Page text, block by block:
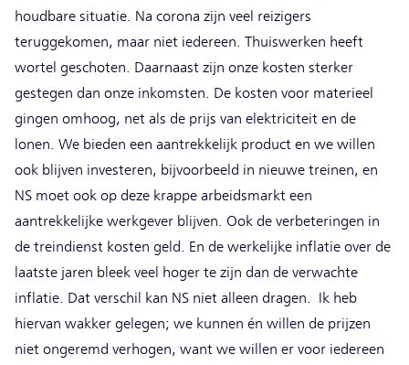
houdbare situatie. Na corona zijn veel reizigers
teruggekomen, maar niet iedereen. Thuiswerken heeft
wortel geschoten. Daarnaast zijn onze kosten sterker
gestegen dan onze inkomsten. De kosten voor materieel
gingen omhoog, net als de prijs van elektriciteit en de
lonen. We bieden een aantrekkelijk product en we willen
ook blijven investeren, bijvoorbeeld in nieuwe treinen, en
NS moet ook op deze krappe arbeidsmarkt een
aantrekkelijke werkgever blijven. Ook de verbeteringen in
de treindienst kosten geld. En de werkelijke inflatie over de
laatste jaren bleek veel hoger te zijn dan de verwachte
inflatie. Dat verschil kan NS niet alleen dragen. Ik heb
hiervan wakker gelegen; we kunnen én willen de prijzen
niet ongeremd verhogen, want we willen er voor iedereen